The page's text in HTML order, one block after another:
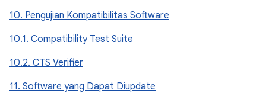
10. Pengujian Kompatibilitas Software
10.1. Compatibility Test Suite
10.2. CTS Verifier
11. Software yang Dapat Diupdate